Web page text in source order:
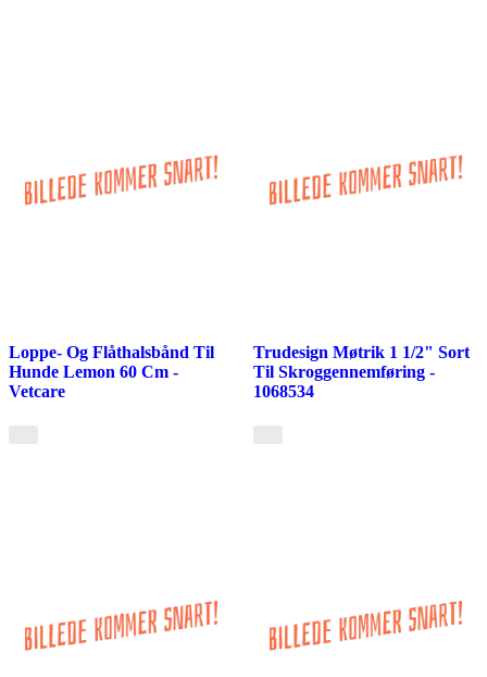
Loppe- Og Flåthalsbånd Til
Hunde Lemon 60 Cm -
Vetcare
Trudesign Møtrik 1 1/2" Sort
Til Skroggennemføring -
1068534